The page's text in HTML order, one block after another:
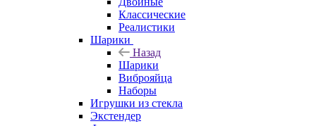
Классические
Реалистики
Шарики
Назад
Шарики
Виброяйца
Наборы
Игрушки из стекла
Экстендер